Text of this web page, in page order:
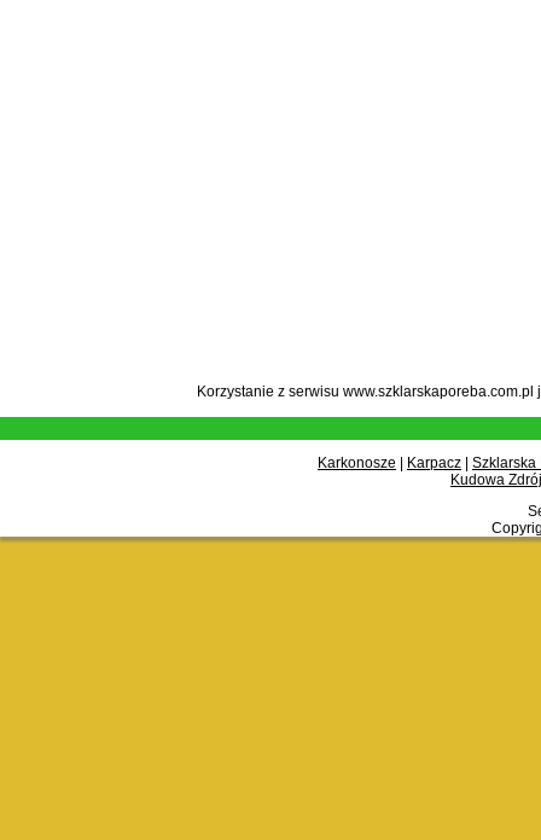
Korzystanie z serwisu
Karkonosze Karpacz
Szklarska
Kudowa